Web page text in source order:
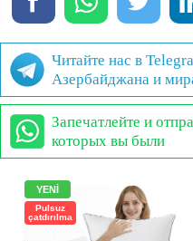
Читайте нас в
Азербайджана и
Запечатлейте и
которых вы были